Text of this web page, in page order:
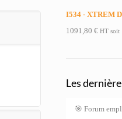
I534 - XTREM
1091,80 € HT soit
Les
🎯 Forum